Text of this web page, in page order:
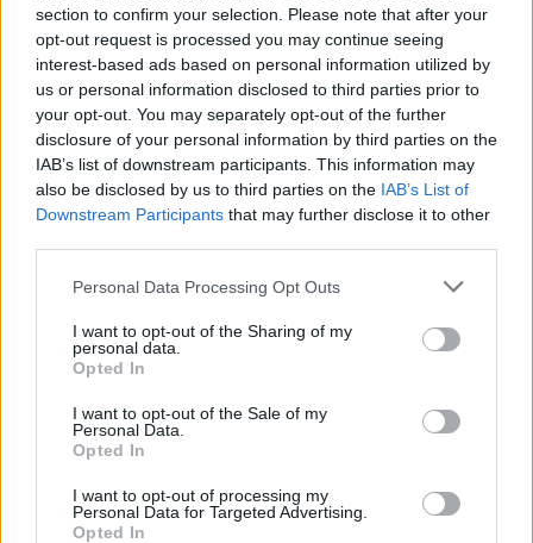
section to confirm your selection. Please note that after your
opt-out request is processed you may continue seeing
interest-based ads based on personal information utilized by
us or personal information disclosed to third parties prior to
your opt-out. You may separately opt-out of the further
disclosure of your personal information by third parties on the
IAB’s list of downstream participants. This information may
also be disclosed by us to third parties on the IAB’s List of
Downstream Participants that may further disclose it to other
Please note that this website/app uses one or more Google
not limited to your visit or usage behaviour. You may click to
grant or deny consent to Google and its third-party tags to
use your data for below specified purposes in below Google
consent section.
Personal Data Processing Opt Outs
I want to opt-out of the Sharing of my
personal data.
Opted In
I want to opt-out of the Sale of my
Personal Data.
Opted In
I want to opt-out of processing my
Personal Data for Targeted Advertising.
Opted In
KULTÚRA ÓKOVÁCS SZILVESZTER
#MÉSZÁROS LŐRINC #TARLÓS ISTVÁN #RENDEZŐ
#KÖNYV #OPERA #DARAB
Népszerű